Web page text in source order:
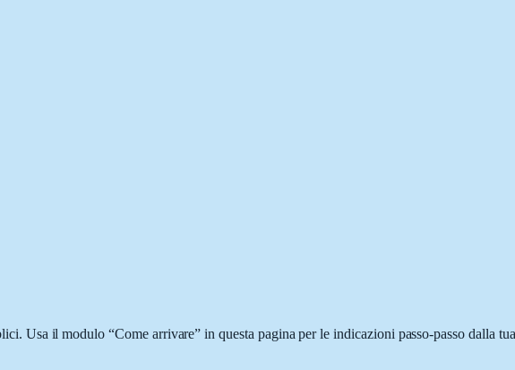
Usa il modulo “Come arrivare” in questa pagina per le indicazioni passo-passo dalla